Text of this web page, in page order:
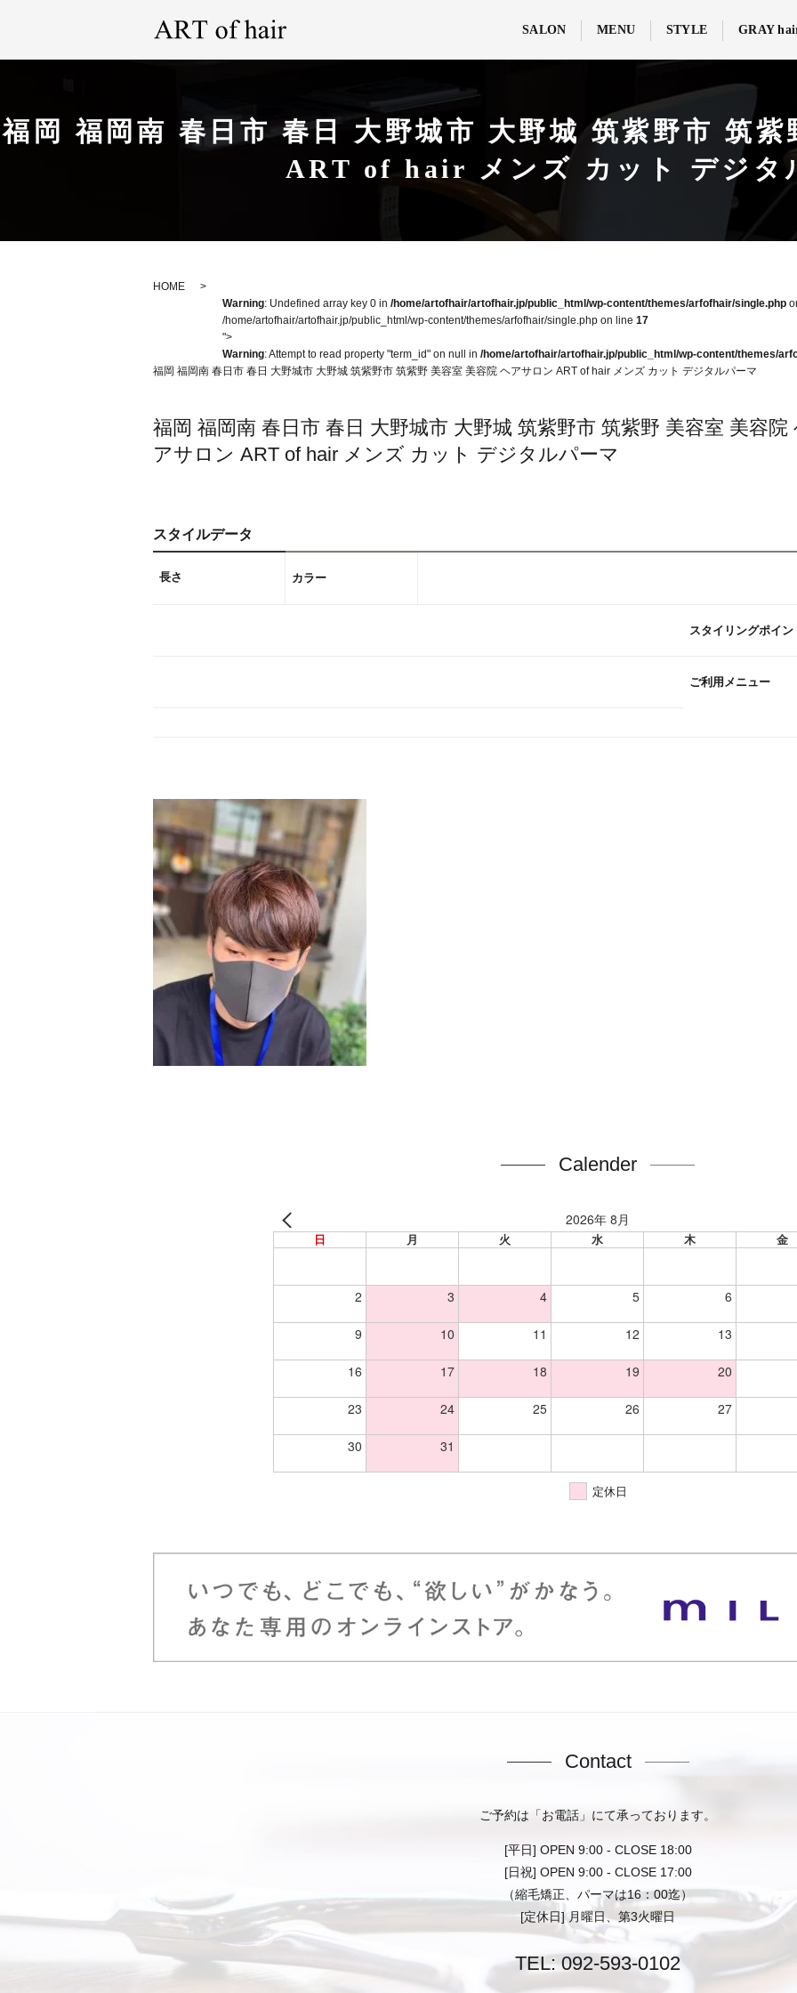
SALON MENU STYLE GRAY
福岡 福岡南 春日市 春日 大野城市 大野城 筑紫野市 筑
ART of hair メンズ カット デジタ
HOME
Warning: Undefined array key 0 in /home/artofhair/artofhair.jp/public_html/wp-content/themes/arfofhair/single.php
/home/artofhair/artofhair.jp/public_html/wp-content/themes/arfofhair/single.php on line 17
">
Warning: Attempt to read property "term_id" on null in /home/artofhair/artofhair.jp/public_html/wp-content/themes/
福岡 福岡南 春日市 春日 大野城市 大野城 筑紫野市 筑紫野 美容室 美容院 ヘアサロン ART of hair メンズ カット デジタルパーマ
福岡 福岡南 春日市 春日 大野城市 大野城 筑紫野市 筑紫野 美容室 美容院
アサロン ART of hair メンズ カット デジタルパーマ
スタイルデータ
長さ カラー
スタイリングポイン
ご利用メニュー
Calender
2026年 8月
日 月 火 水 木 金
2 3 4 5 6
9 10 11 12 13
16 17 18 19 20
23 24 25 26 27
30 31
定休日
Contact
ご予約は「お電話」にて承っております。
[平日] OPEN 9:00 - CLOSE 18:00
[日祝] OPEN 9:00 - CLOSE 17:00
（縮毛矯正、パーマは16：00迄）
[定休日] 月曜日、第3火曜日
TEL: 092-593-0102